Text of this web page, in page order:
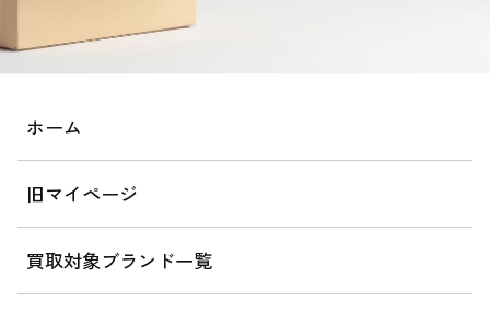
ホーム
旧マイページ
買取対象ブランド一覧